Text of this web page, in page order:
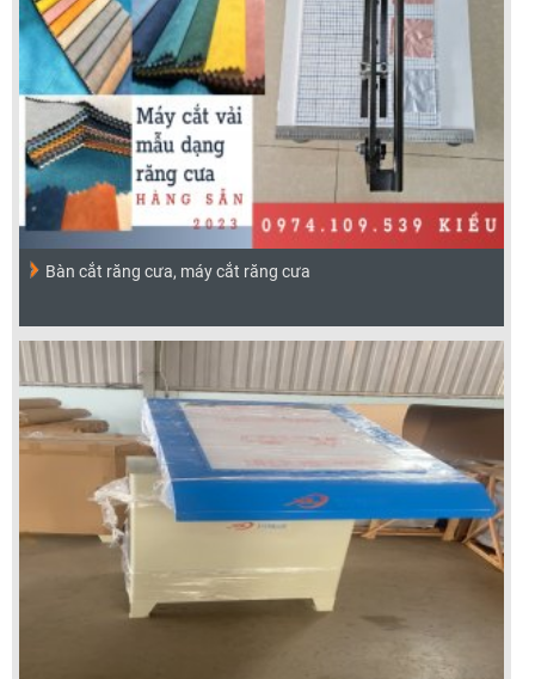
Bàn cắt răng cưa, máy cắt răng cưa